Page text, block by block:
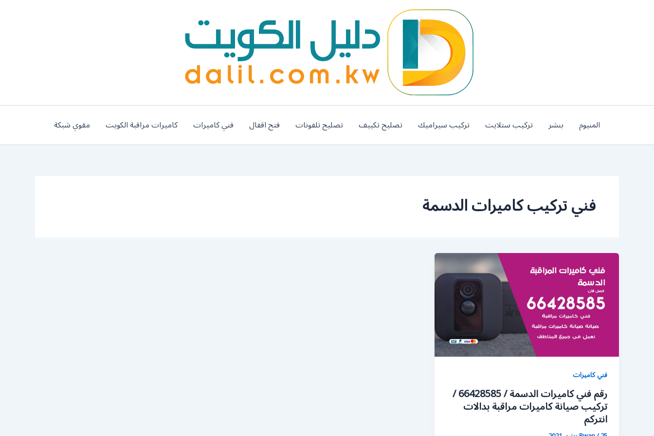
المنيوم بنشر تركيب ستلايت تركيب سيراميك تصليح تكييف تصليح تلفونات فتح اقفال فني كاميرات كاميرات مراقبة الكويت مقوي شبكة
فني تركيب كاميرات الدسمة
فني كاميرات
رقم فني كاميرات الدسمة / 66428585 /
تركيب صيانة كاميرات مراقبة بدالات
انتركم